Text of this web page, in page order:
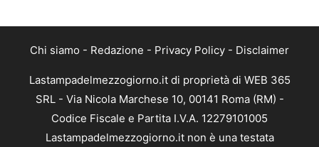
Chi siamo - Redazione - Privacy Policy - Disclaimer
Lastampadelmezzogiorno.it di proprietà di WEB 365
SRL - Via Nicola Marchese 10, 00141 Roma (RM) -
Codice Fiscale e Partita I.V.A. 12279101005
Lastampadelmezzogiorno.it non è una testata